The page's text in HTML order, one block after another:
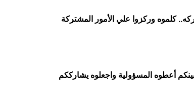
كلموه وركزوا علي الأمور المشتركة
بينكم أعطوه المسؤولية واجعلوه يشارككم